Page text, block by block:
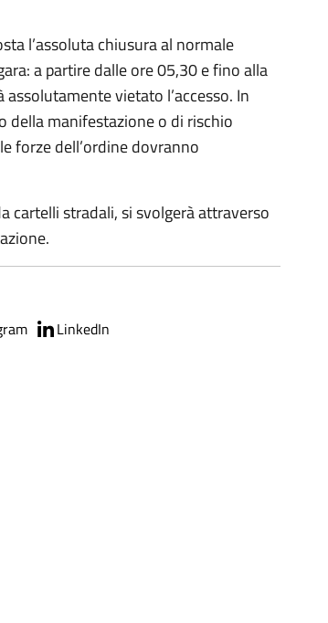
l’assoluta chiusura al normale
a partire dalle ore 05,30 e fino alla
vietato l’accesso. In
della manifestazione o di rischio
forze dell’ordine dovranno
cartelli stradali, si svolgerà attraverso
LinkedIn